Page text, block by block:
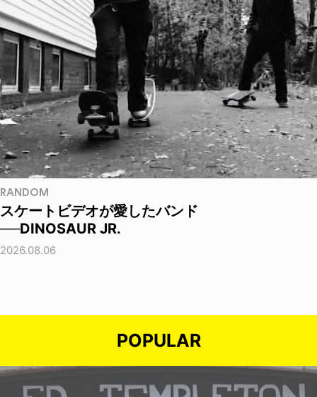
RANDOM
スケートビデオが愛したバンド
──DINOSAUR JR.
2026.08.06
POPULAR